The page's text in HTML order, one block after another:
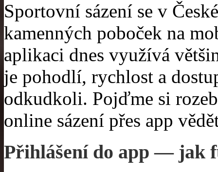
Sportovní sázení se v
kamenných poboček na
aplikaci dnes využívá
je pohodlí, rychlost a
odkudkoli. Pojďme si
online sázení přes app
Přihlášení do app — jak